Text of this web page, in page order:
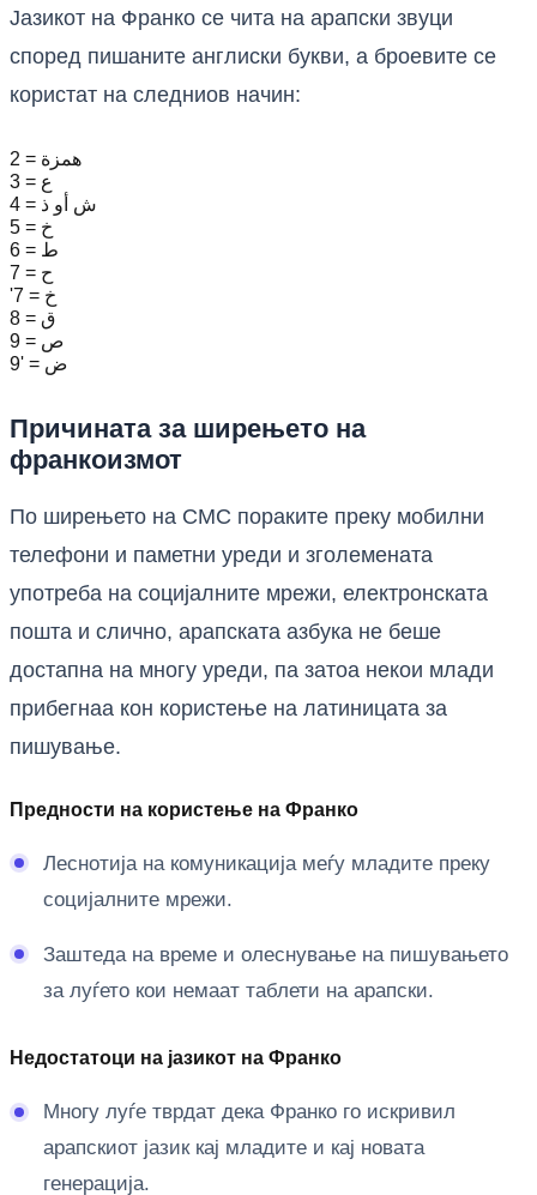
Јазикот на Франко се чита на арапски звуци
според пишаните англиски букви, а броевите се
користат на следниов начин:
2 = همزة
3 = ع
4 = ش أو ذ
5 = خ
6 = ط
7 = ح
'7 = خ
8 = ق
9 = ص
9' = ض
Причината за ширењето на
франкоизмот
По ширењето на СМС пораките преку мобилни
телефони и паметни уреди и зголемената
употреба на социјалните мрежи, електронската
пошта и слично, арапската азбука не беше
достапна на многу уреди, па затоа некои млади
прибегнаа кон користење на латиницата за
пишување.
Предности на користење на Франко
Леснотија на комуникација меѓу младите преку
социјалните мрежи.
Заштеда на време и олеснување на пишувањето
за луѓето кои немаат таблети на арапски.
Недостатоци на јазикот на Франко
Многу луѓе тврдат дека Франко го искривил
арапскиот јазик кај младите и кај новата
генерација.